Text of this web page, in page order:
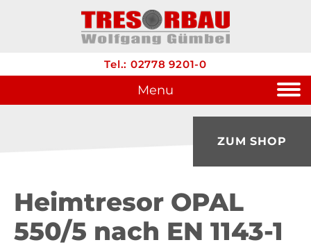
ZUM SHOP
Tel.: 02778 9201-0
Menu
Heimtresor OPAL
550/5 nach EN 1143-1